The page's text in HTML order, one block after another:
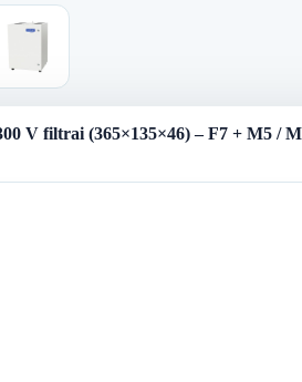
V filtrai (365×135×46) – F7 + M5 /